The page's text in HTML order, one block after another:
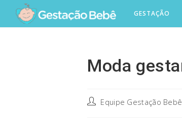
content
GESTAÇÃO
Moda
PostEquipe Gestação Bebê